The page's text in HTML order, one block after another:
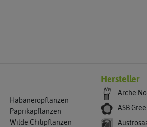
Habaneropflanzen
Paprikapflanzen
Wilde Chilipflanzen
Hersteller
Arche
ASB